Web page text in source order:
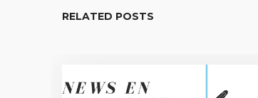
RELATED POSTS